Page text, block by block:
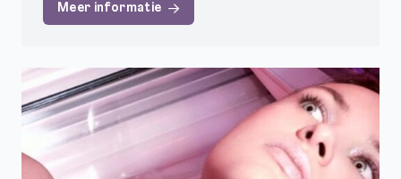
Meer informatie